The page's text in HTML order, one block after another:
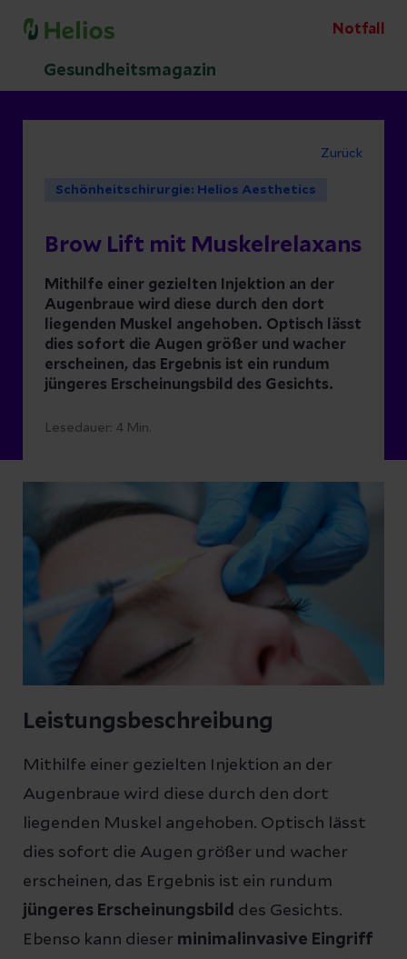
Notfall
Gesundheitsmagazin
Zurück
Schönheitschirurgie: Helios Aesthetics
Brow Lift mit Muskelrelaxans
Mithilfe einer gezielten Injektion an der
Augenbraue wird diese durch den dort
liegenden Muskel angehoben. Optisch lässt
dies sofort die Augen größer und wacher
erscheinen, das Ergebnis ist ein rundum
jüngeres Erscheinungsbild des Gesichts.
Lesedauer: 4 Min.
Leistungsbeschreibung
Mithilfe einer gezielten Injektion an der
Augenbraue wird diese durch den dort
liegenden Muskel angehoben. Optisch lässt
dies sofort die Augen größer und wacher
erscheinen, das Ergebnis ist ein rundum
jüngeres Erscheinungsbild des Gesichts.
Ebenso kann dieser minimalinvasive Eingriff